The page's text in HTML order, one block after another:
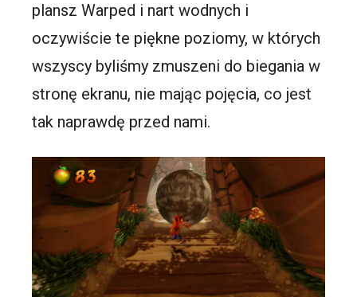
plansz Warped i nart wodnych i
oczywiście te piękne poziomy, w których
wszyscy byliśmy zmuszeni do biegania w
stronę ekranu, nie mając pojęcia, co jest
tak naprawdę przed nami.